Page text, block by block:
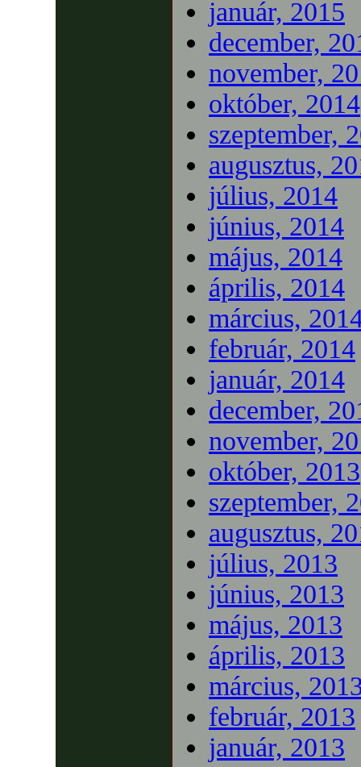
január, 2015
december,
november,
október, 2014
szeptember,
augusztus,
július, 2014
június, 2014
május, 2014
április, 2014
március,
február, 2014
január, 2014
december,
november,
október, 2013
szeptember,
augusztus,
július, 2013
június, 2013
május, 2013
április, 2013
március,
február, 2013
január, 2013